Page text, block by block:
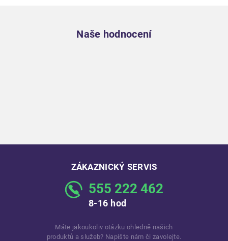
Naše hodnocení
ZÁKAZNICKÝ SERVIS
555 222 462
8-16 hod
Máte jakoukoliv otázku ohledně našich
produktů a služeb? Napište nám či zavolejte.